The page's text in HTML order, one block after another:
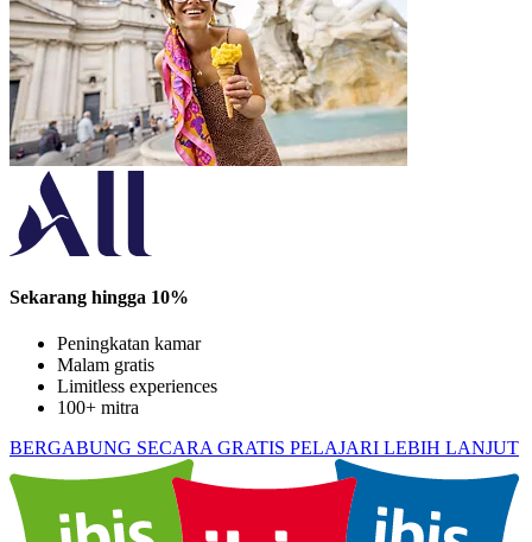
Sekarang hingga 10%
Peningkatan kamar
Malam gratis
Limitless experiences
100+ mitra
BERGABUNG SECARA GRATIS PELAJARI LEBIH LANJUT